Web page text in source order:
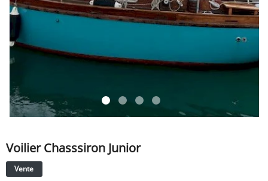
BILLET & COVOIT'
Voilier Chasssiron Junior
Vente